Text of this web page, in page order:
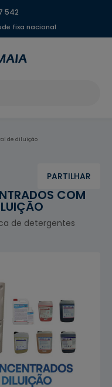
542
fixa nacional
de diluição
COM
de detergentes
PARTILHAR